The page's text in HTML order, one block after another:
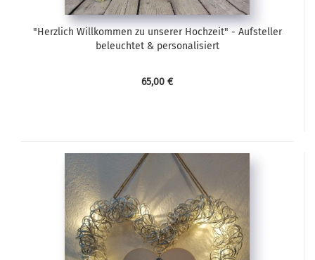
"Herzlich Willkommen zu unserer Hochzeit" - Aufsteller
beleuchtet & personalisiert
65,00 €